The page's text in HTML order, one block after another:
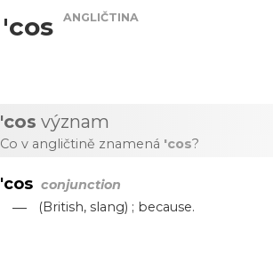
'cos ANGLIČTINA
'cos význam
Co v angličtině znamená 'cos?
'cos conjunction
— (British, slang) ; because.